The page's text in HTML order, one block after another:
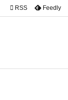


 RSS Feedly